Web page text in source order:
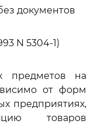
документов
N 5304-1)
предметов на
от форм
предприятиях,
товаров